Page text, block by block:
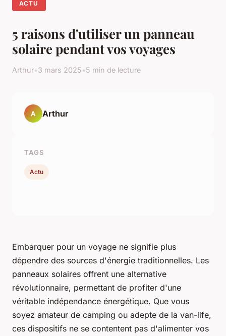
ACTU
5 raisons d'utiliser un panneau
solaire pendant vos voyages
Arthur•3 mars 2025•5 min de lecture
Embarquer pour un voyage ne signifie plus
dépendre des sources d'énergie traditionnelles. Les
panneaux solaires offrent une alternative
révolutionnaire, permettant de profiter d'une
véritable indépendance énergétique. Que vous
soyez amateur de camping ou adepte de la van-life,
ces dispositifs ne se contentent pas d'alimenter vos
A Arthur
TAGS
Actu